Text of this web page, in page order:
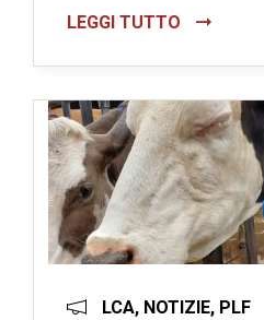
LEGGI TUTTO
LCA, NOTIZIE, PLF